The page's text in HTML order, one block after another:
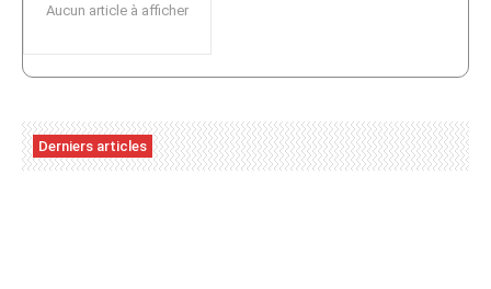
Aucun article à afficher
Derniers articles